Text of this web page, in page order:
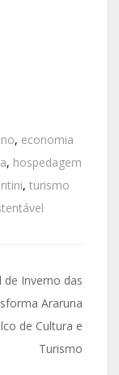
, economia
, hospedagem
, turismo
de Inverno das
Araruna
de Cultura e
Turismo